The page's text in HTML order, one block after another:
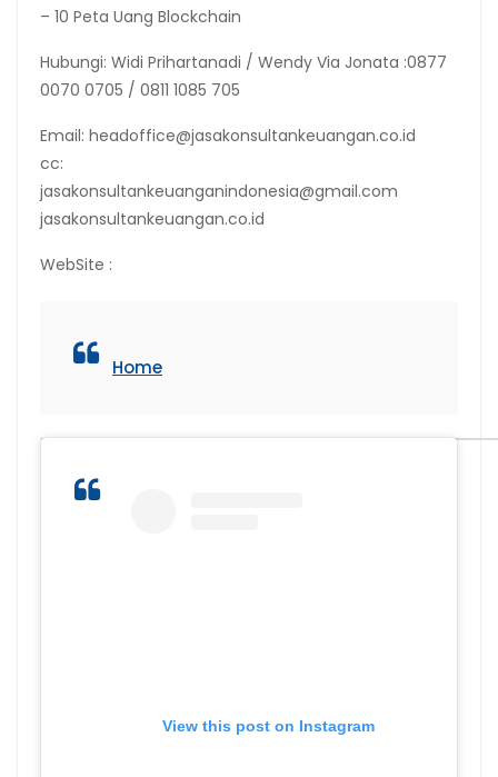
– 10 Peta Uang Blockchain
Hubungi: Widi Prihartanadi / Wendy Via Jonata :0877
0070 0705 / 0811 1085 705
Email: headoffice@jasakonsultankeuangan.co.id
cc:
jasakonsultankeuanganindonesia@gmail.com
jasakonsultankeuangan.co.id
WebSite :
Home
View this post on Instagram